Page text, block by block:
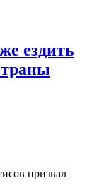
ездить
призвал